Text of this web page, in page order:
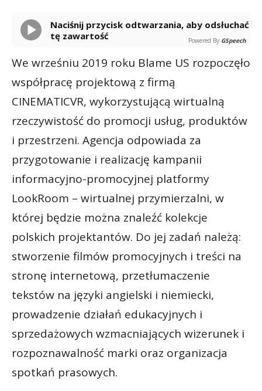
Naciśnij przycisk odtwarzania, aby odsłuchać
tę zawartość
Powered By GSpeech
We wrześniu 2019 roku Blame US rozpoczęło
współpracę projektową z firmą
CINEMATICVR, wykorzystującą wirtualną
rzeczywistość do promocji usług, produktów
i przestrzeni. Agencja odpowiada za
przygotowanie i realizację kampanii
informacyjno-promocyjnej platformy
LookRoom – wirtualnej przymierzalni, w
której będzie można znaleźć kolekcje
polskich projektantów. Do jej zadań należą:
stworzenie filmów promocyjnych i treści na
stronę internetową, przetłumaczenie
tekstów na języki angielski i niemiecki,
prowadzenie działań edukacyjnych i
sprzedażowych wzmacniających wizerunek i
rozpoznawalność marki oraz organizacja
spotkań prasowych.